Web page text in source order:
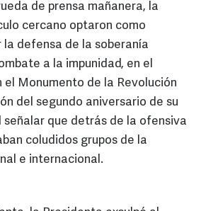
de prensa mañanera, la
cercano optaron como
defensa de la soberanía
a la impunidad, en el
el Monumento de la Revolución
del segundo aniversario de su
que detrás de la ofensiva
coludidos grupos de la
e internacional.